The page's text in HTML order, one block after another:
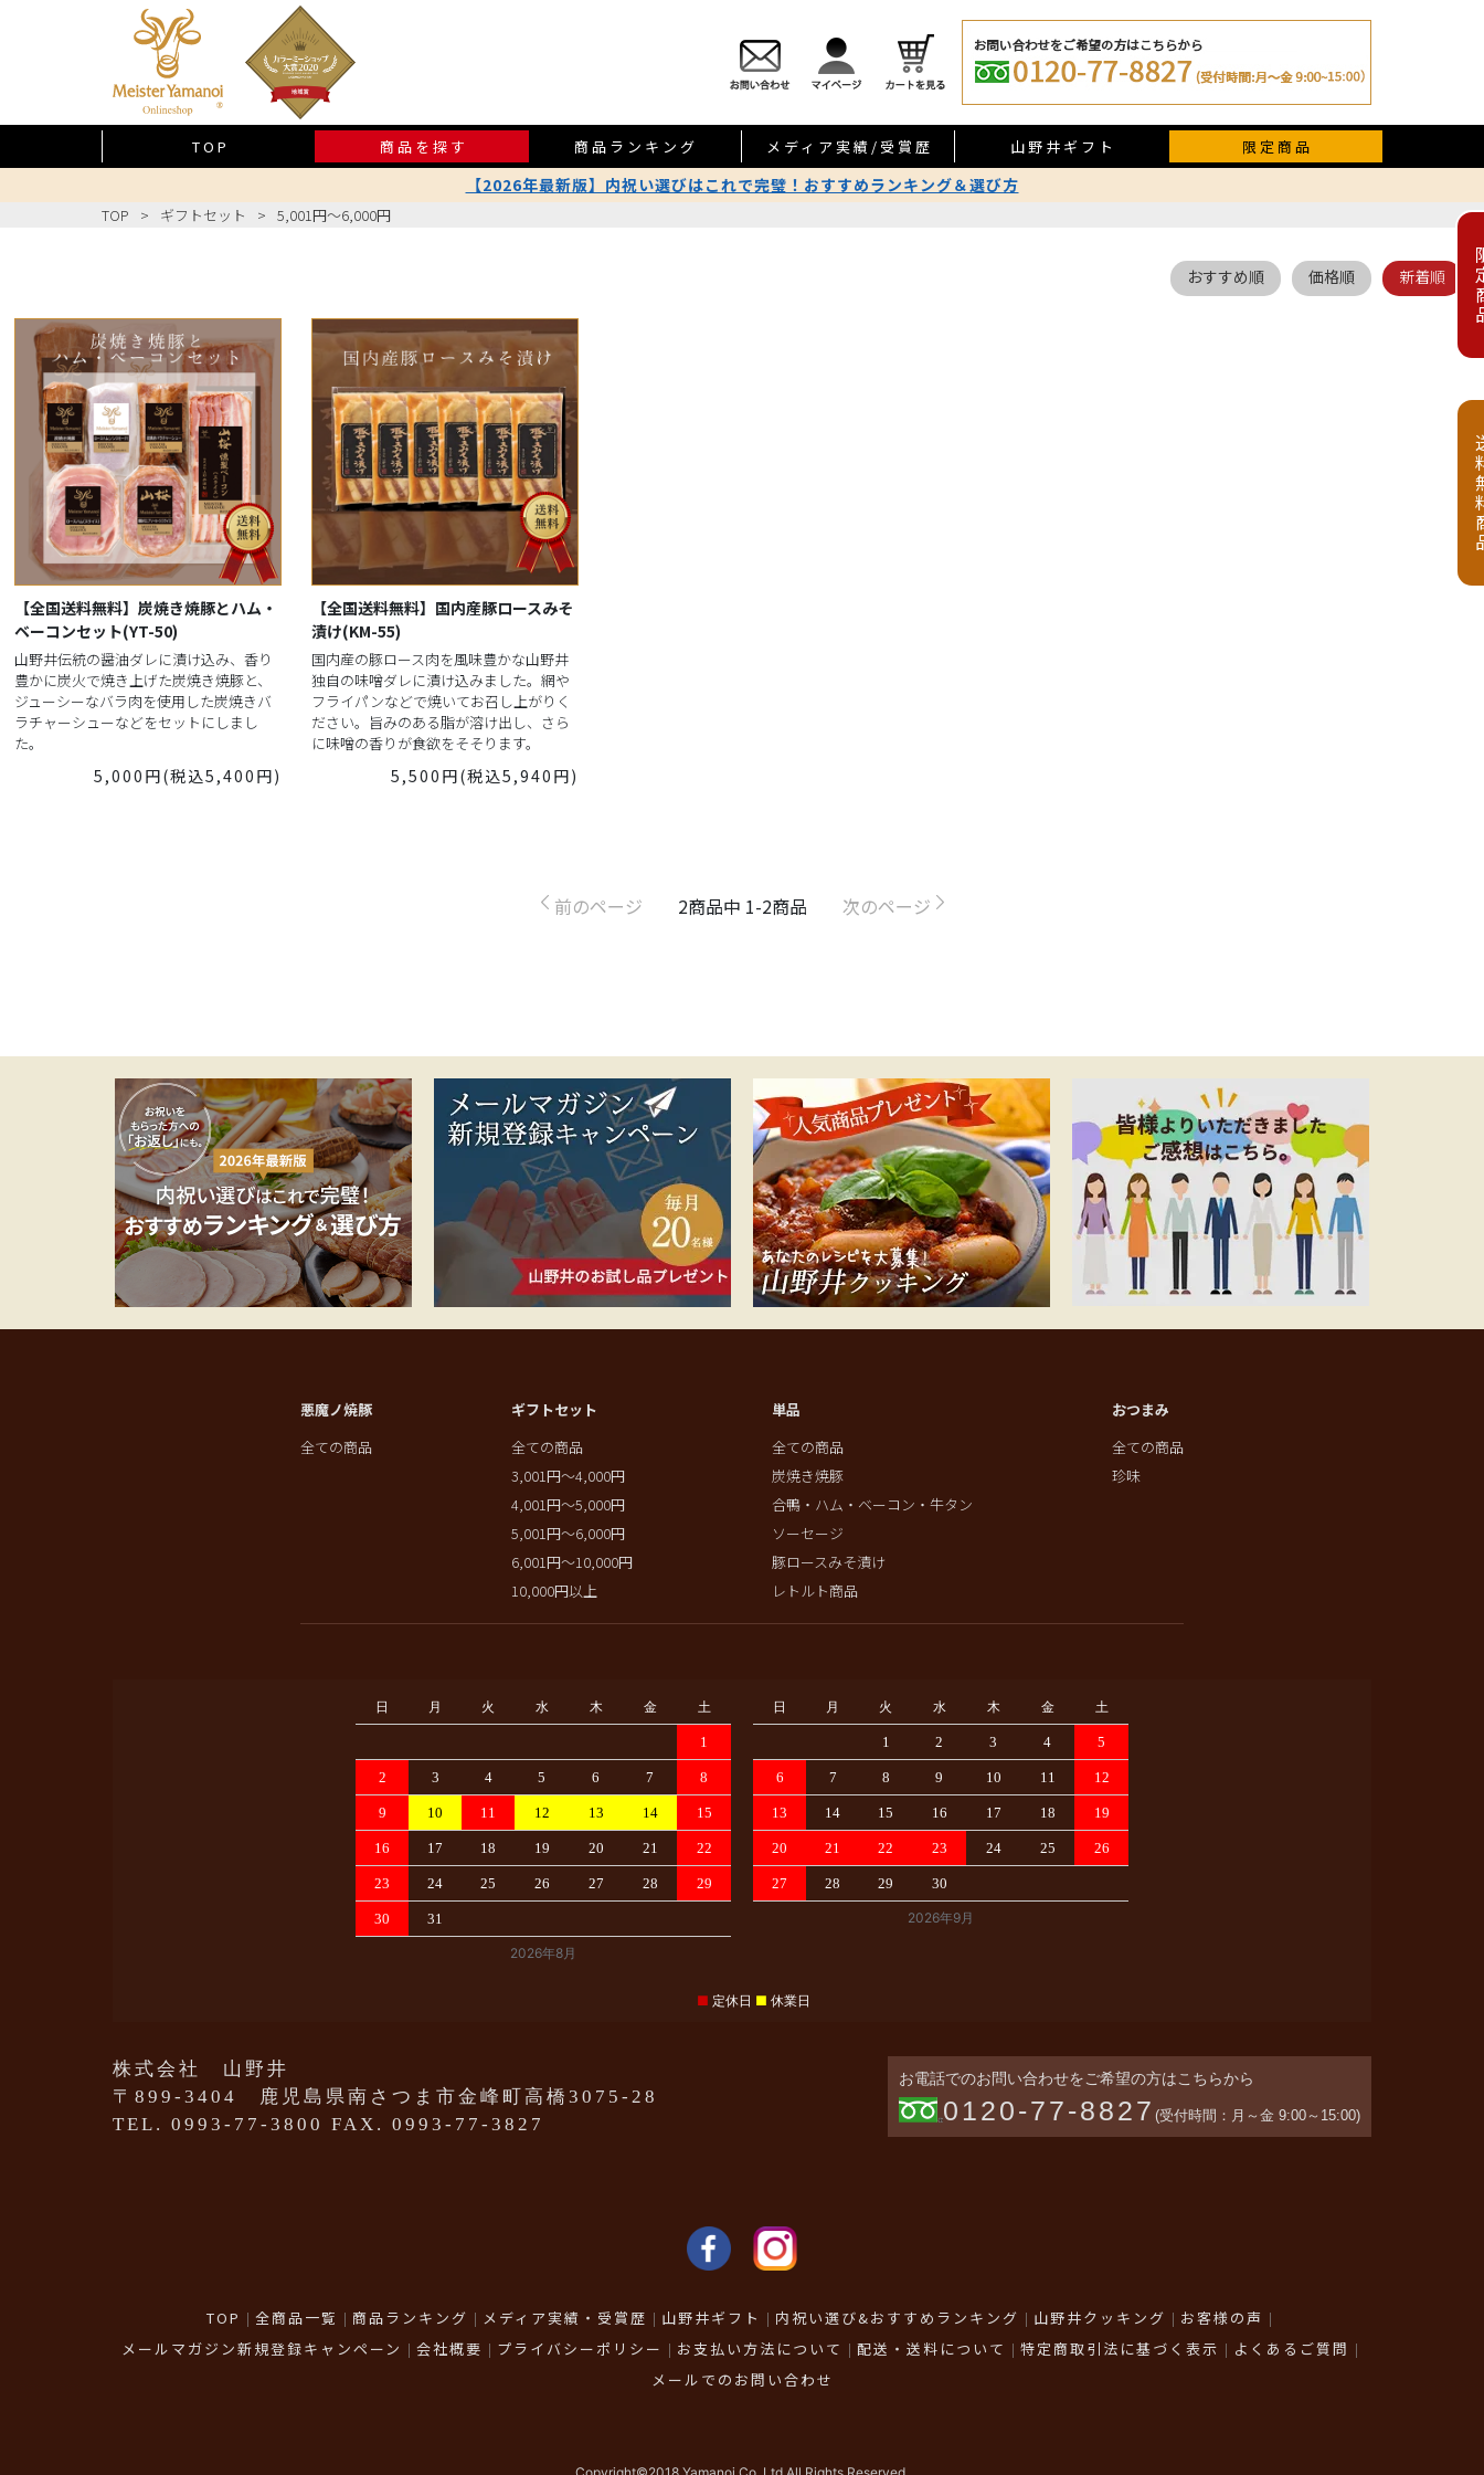
TOP 商品を探す 商品ランキング メディア実績/受賞歴 山野井ギフト 限定商品
【2026年最新版】内祝い選びはこれで完璧！おすすめランキング＆選び方
送
TOP ギフトセット 5,001円～6,000円
おすすめ順 価格順 新着順
【全国送料無料】炭焼き焼豚とハム・
ベーコンセット(YT-50)
山野井伝統の醤油ダレに漬け込み、香り
豊かに炭火で焼き上げた炭焼き焼豚と、
ジューシーなバラ肉を使用した炭焼きバ
ラチャーシューなどをセットにしまし
た。
5,000円(税込5,400円)
【全国送料無料】国内産豚ロースみそ
漬け(KM-55)
国内産の豚ロース肉を風味豊かな山野井
独自の味噌ダレに漬け込みました。網や
フライパンなどで焼いてお召し上がりく
ださい。旨みのある脂が溶け出し、さら
に味噌の香りが食欲をそそります。
5,500円(税込5,940円)
前のページ 2商品中 1-2商品 次のページ
悪魔ノ焼豚
全ての商品
ギフトセット
全ての商品
3,001円～4,000円
4,001円～5,000円
5,001円～6,000円
6,001円～10,000円
10,000円以上
単品
全ての商品
炭焼き焼豚
合鴨・ハム・ベーコン・牛タン
ソーセージ
豚ロースみそ漬け
レトルト商品
おつまみ
全ての商品
珍味
2026年8月
日 月 火 水 木 金 土
1
2 3 4 5 6 7 8
9 10 11 12 13 14 15
16 17 18 19 20 21 22
23 24 25 26 27 28 29
30 31 2026年9月
日 月 火 水 木 金 土
1 2 3 4 5
6 7 8 9 10 11 12
13 14 15 16 17 18 19
20 21 22 23 24 25 26
27 28 29 30
■ 定休日 ■ 休業日
株式会社 山野井
〒899-3404 鹿児島県南さつま市金峰町高橋3075-28
TEL. 0993-77-3800 FAX. 0993-77-3827
お電話でのお問い合わせをご希望の方はこちらから
0120-77-8827 (受付時間：月～金 9:00～15:00)
TOP 全商品一覧 商品ランキング メディア実績・受賞歴 山野井ギフト 内祝い選び&おすすめランキング 山野井クッキング
お客様の声
メールマガジン新規登録キャンペーン
会社概要 プライバシーポリシー お支払い方法について 配送・送料について 特定商取引法に基づく表示
よくあるご質問
メールでのお問い合わせ